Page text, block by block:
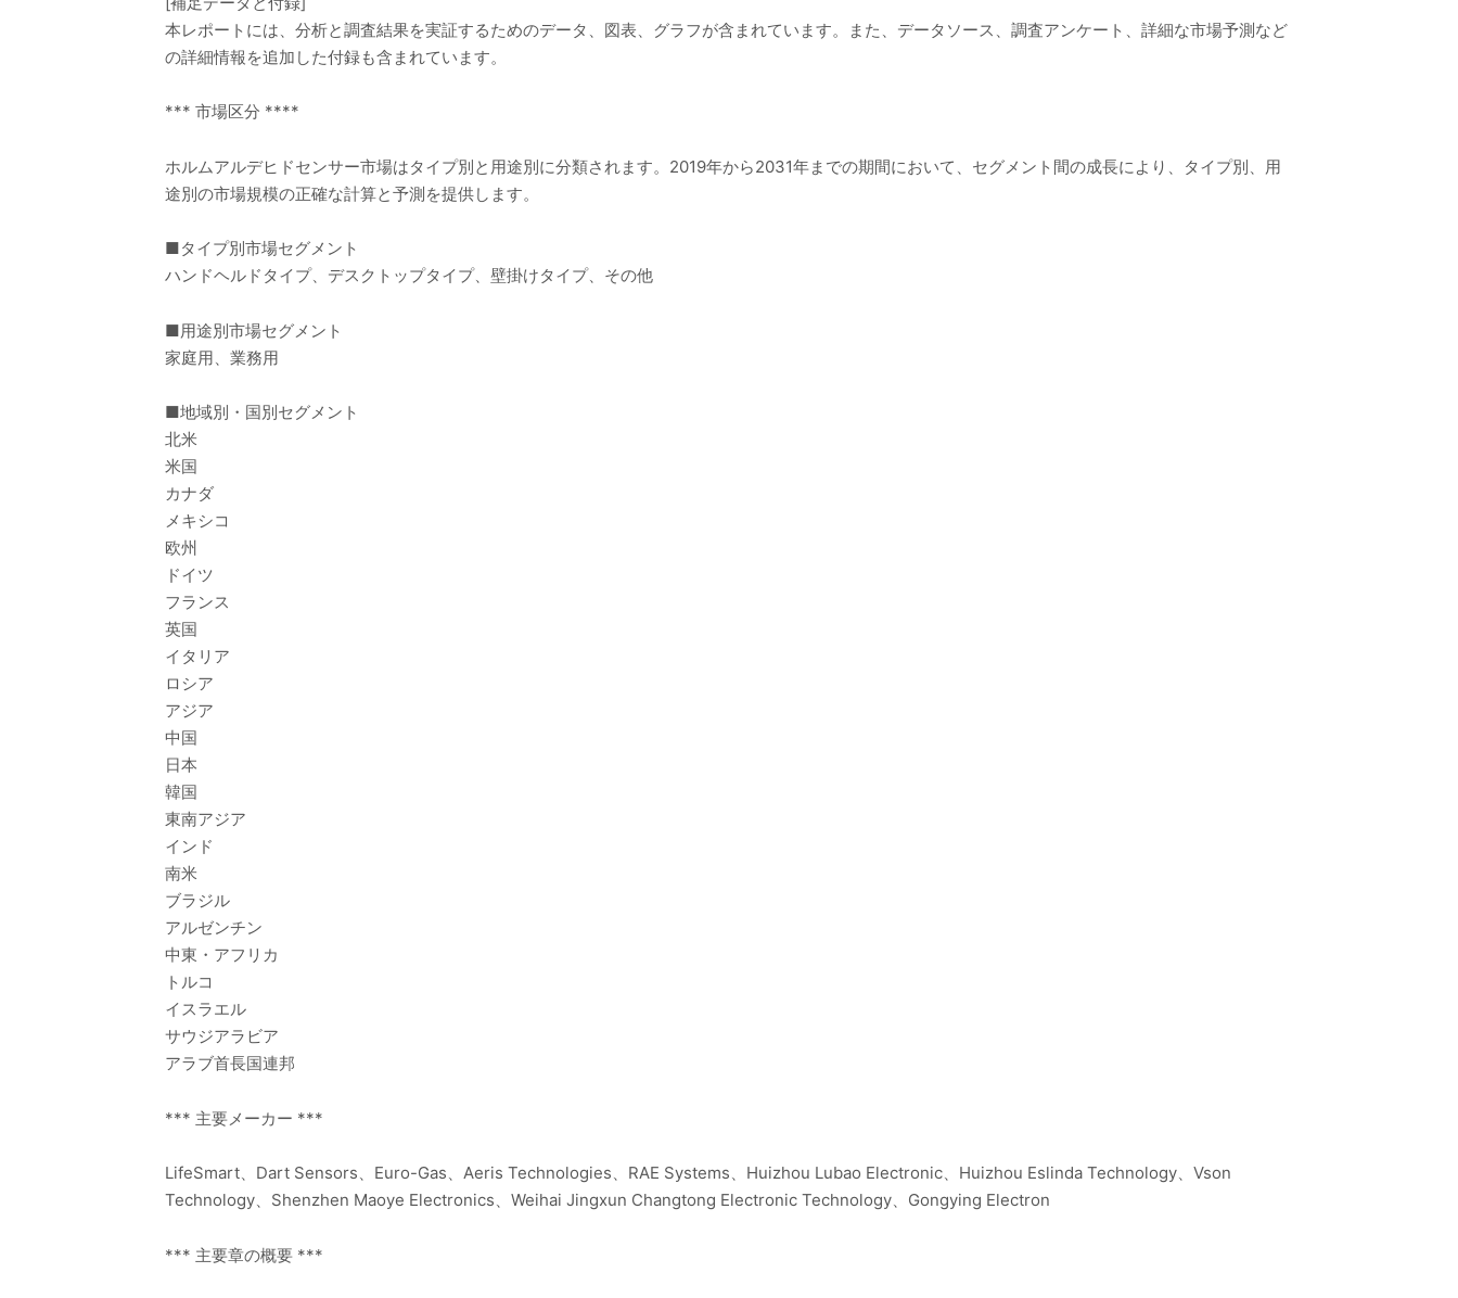
本レポートには、分析と調査結果を実証するためのデータ、図表、グラフが含まれています。また、データソース、調査アンケート、詳細な市場予測など
の詳細情報を追加した付録も含まれています。
*** 市場区分 ****
ホルムアルデヒドセンサー市場はタイプ別と用途別に分類されます。2019年から2031年までの期間において、セグメント間の成長により、タイプ別、用
途別の市場規模の正確な計算と予測を提供します。
■タイプ別市場セグメント
ハンドヘルドタイプ、デスクトップタイプ、壁掛けタイプ、その他
■用途別市場セグメント
家庭用、業務用
■地域別・国別セグメント
北米
米国
カナダ
メキシコ
欧州
ドイツ
フランス
英国
イタリア
ロシア
アジア
中国
日本
韓国
東南アジア
インド
南米
ブラジル
アルゼンチン
中東・アフリカ
トルコ
イスラエル
サウジアラビア
アラブ首長国連邦
*** 主要メーカー ***
LifeSmart、Dart Sensors、Euro-Gas、Aeris Technologies、RAE Systems、Huizhou Lubao Electronic、Huizhou Eslinda Technology、Vson
Technology、Shenzhen Maoye Electronics、Weihai Jingxun Changtong Electronic Technology、Gongying Electron
*** 主要章の概要 ***